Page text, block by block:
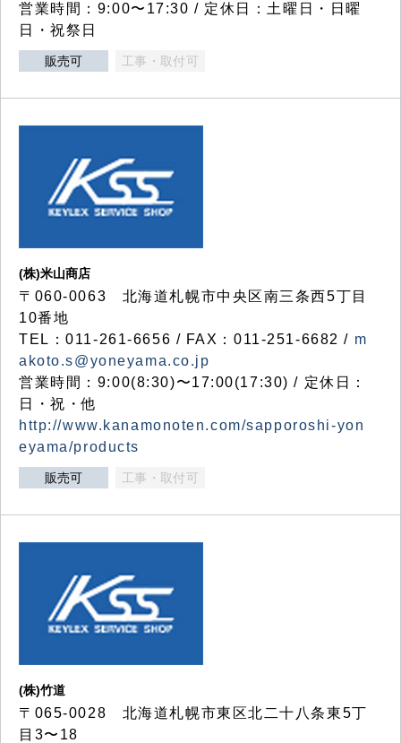
営業時間：9:00〜17:30 / 定休日：土曜日・日曜
日・祝祭日
販売可 工事・取付可
(株)米山商店
〒060-0063 北海道札幌市中央区南三条西5丁目
10番地
TEL：011-261-6656 / FAX：011-251-6682 / m
akoto.s@yoneyama.co.jp
営業時間：9:00(8:30)〜17:00(17:30) / 定休日：
日・祝・他
http://www.kanamonoten.com/sapporoshi-yon
eyama/products
販売可 工事・取付可
(株)竹道
〒065-0028 北海道札幌市東区北二十八条東5丁
目3〜18